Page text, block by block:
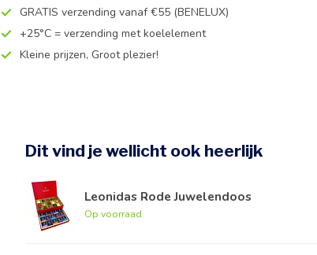
GRATIS verzending vanaf €55 (BENELUX)
+25°C = verzending met koelelement
Kleine prijzen, Groot plezier!
Dit vind je wellicht ook heerlijk
Leonidas Rode Juwelendoos
Op voorraad